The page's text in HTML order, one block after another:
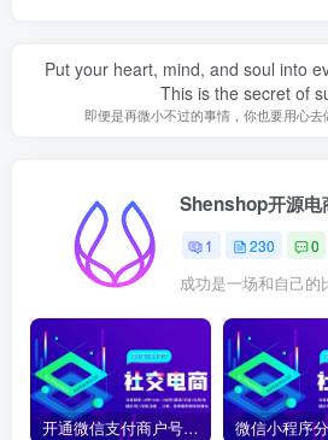
Put your heart, mind, and soul into
This is the secret of
即便是再微小不过的事情，你也要用心
Shenshop开源电
1 230 0
成功是一场和自己的
开通微信支付商户号怎么开通？开通微信支付商户号详细教程